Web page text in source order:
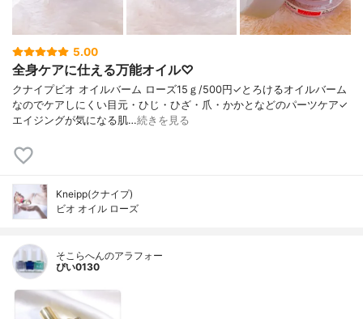
5.00
全身ケアに仕える万能オイル♡
クナイプビオ オイルバーム ローズ15ｇ/500円✓とろけるオイルバーム
なのでケアしにくい目元・ひじ・ひざ・爪・かかとなどのパーツケア✓
エイジングが気になる肌…続きを見る
Kneipp(クナイプ)
ビオ オイル ローズ
そこらへんのアラフォー
ぴい0130